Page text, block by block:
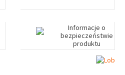
Informacje o
bezpieczeństwie
produktu